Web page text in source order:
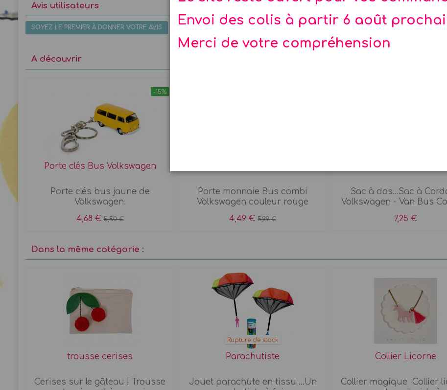
Envoi des colis à partir 6 août
Merci de votre compréhension
Avis utilisateurs
SOYEZ LE PREMIER À DONNER VOTRE AVIS
A découvrir
-15%
Porte clés Bus Volkswagen
Porte clés bus jaune de
Volkswagen.
4,68 €5,50 €
Porte monnaie Bus combi
Volkswagen couleur rouge
4,49 € 5,99 €
Sac à dos...Sac à
Volkswagen - Van Bus
7,25 €
Dans la même catégorie :
trousse cerises
Cerises sur le gâteau ! Trousse
Rupture de stock
Parachutiste
Jouet parachute en tissu ...Un
Collier Licorne
Collier magique Collier